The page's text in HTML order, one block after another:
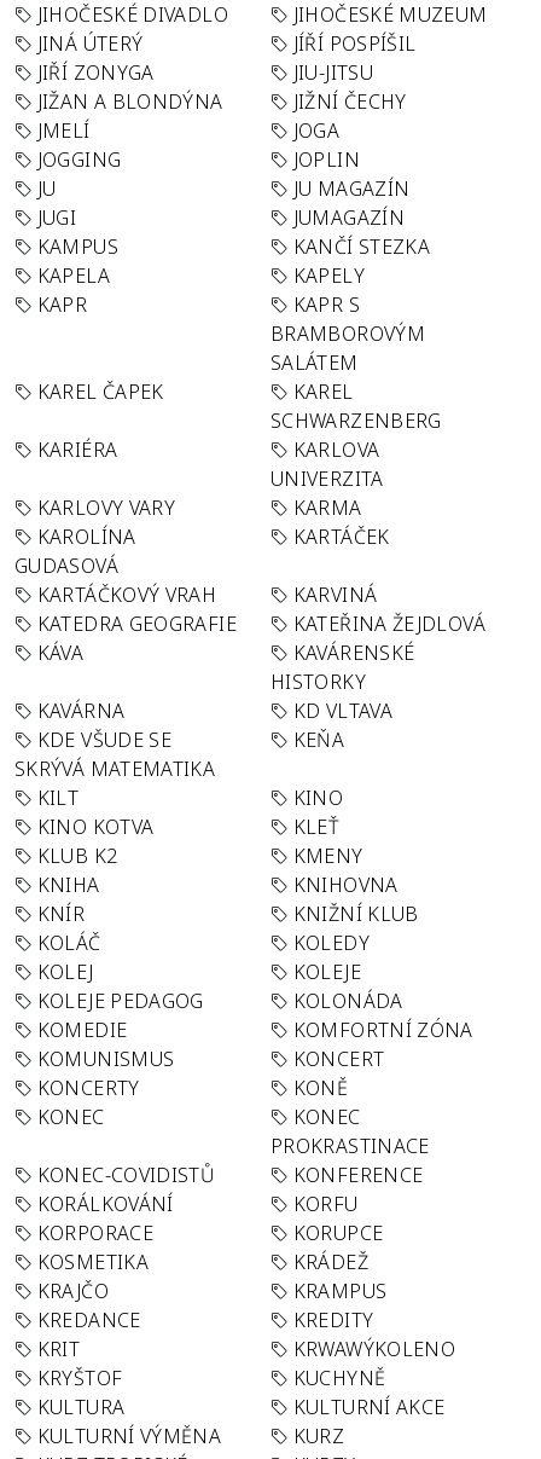
JIHOČESKÉ DIVADLO
JIHOČESKÉ MUZEUM
JINÁ ÚTERÝ
JÍŘÍ POSPÍŠIL
JIŘÍ ZONYGA
JIU-JITSU
JIŽAN A BLONDÝNA
JIŽNÍ ČECHY
JMELÍ
JOGA
JOGGING
JOPLIN
JU
JU MAGAZÍN
JUGI
JUMAGAZÍN
KAMPUS
KANČÍ STEZKA
KAPELA
KAPELY
KAPR
KAPR S
BRAMBOROVÝM
SALÁTEM
KAREL ČAPEK
KAREL
SCHWARZENBERG
KARIÉRA
KARLOVA
UNIVERZITA
KARLOVY VARY
KARMA
KAROLÍNA
GUDASOVÁ
KARTÁČEK
KARTÁČKOVÝ VRAH
KARVINÁ
KATEDRA GEOGRAFIE
KATEŘINA ŽEJDLOVÁ
KÁVA
KAVÁRENSKÉ
HISTORKY
KAVÁRNA
KD VLTAVA
KDE VŠUDE SE
SKRÝVÁ MATEMATIKA
KEŇA
KILT
KINO
KINO KOTVA
KLEŤ
KLUB K2
KMENY
KNIHA
KNIHOVNA
KNÍR
KNIŽNÍ KLUB
KOLÁČ
KOLEDY
KOLEJ
KOLEJE
KOLEJE PEDAGOG
KOLONÁDA
KOMEDIE
KOMFORTNÍ ZÓNA
KOMUNISMUS
KONCERT
KONCERTY
KONĚ
KONEC
KONEC
PROKRASTINACE
KONEC-COVIDISTŮ
KONFERENCE
KORÁLKOVÁNÍ
KORFU
KORPORACE
KORUPCE
KOSMETIKA
KRÁDEŽ
KRAJČO
KRAMPUS
KREDANCE
KREDITY
KRIT
KRWAWÝKOLENO
KRYŠTOF
KUCHYNĚ
KULTURA
KULTURNÍ AKCE
KULTURNÍ VÝMĚNA
KURZ